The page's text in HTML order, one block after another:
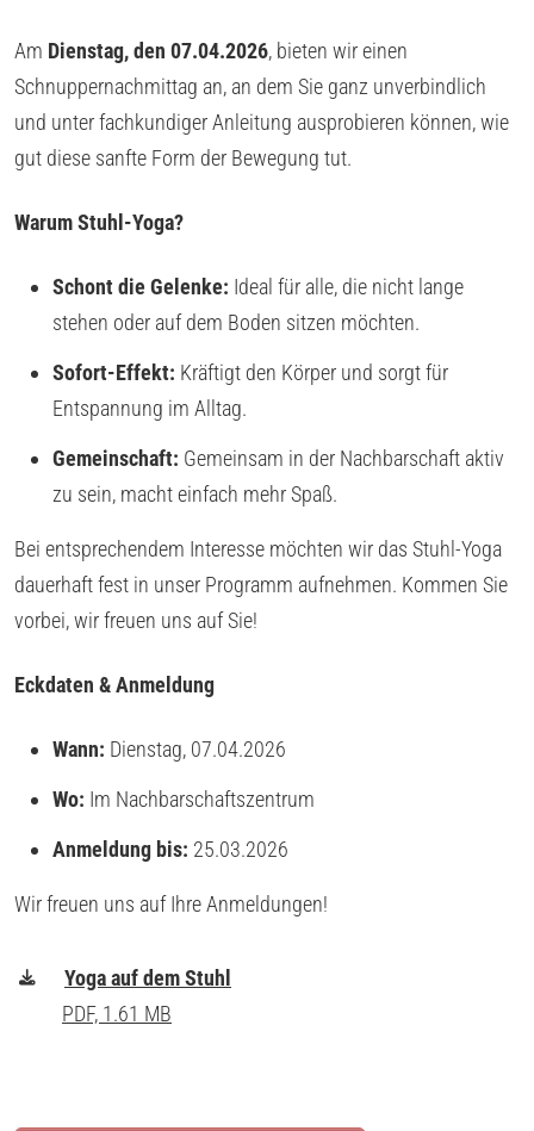
Am Dienstag, den 07.04.2026, bieten wir einen
Schnuppernachmittag an, an dem Sie ganz unverbindlich
und unter fachkundiger Anleitung ausprobieren können, wie
gut diese sanfte Form der Bewegung tut.
Warum Stuhl-Yoga?
Schont die Gelenke: Ideal für alle, die nicht lange
stehen oder auf dem Boden sitzen möchten.
Sofort-Effekt: Kräftigt den Körper und sorgt für
Entspannung im Alltag.
Gemeinschaft: Gemeinsam in der Nachbarschaft aktiv
zu sein, macht einfach mehr Spaß.
Bei entsprechendem Interesse möchten wir das Stuhl-Yoga
dauerhaft fest in unser Programm aufnehmen. Kommen Sie
vorbei, wir freuen uns auf Sie!
Eckdaten & Anmeldung
Wann: Dienstag, 07.04.2026
Wo: Im Nachbarschaftszentrum
Anmeldung bis: 25.03.2026
Wir freuen uns auf Ihre Anmeldungen!
Yoga auf dem Stuhl
PDF, 1.61 MB